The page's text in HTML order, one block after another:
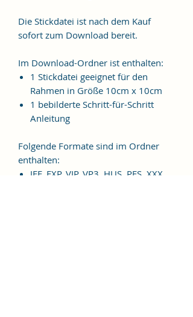
Die Stickdatei ist nach dem Kauf
sofort zum Download bereit.
Im Download-Ordner ist enthalten:
1 Stickdatei geeignet für den
Rahmen in Größe 10cm x 10cm
1 bebilderte Schritt-für-Schritt
Anleitung
Folgende Formate sind im Ordner
enthalten:
JEF, EXP, VIP, VP3, HUS, PES, XXX,